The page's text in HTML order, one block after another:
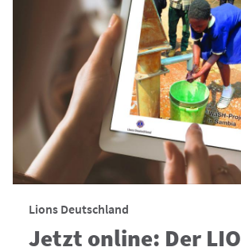
Lions Deutschland
Jetzt online: Der